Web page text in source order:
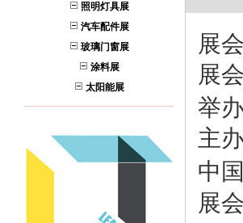
照明灯具展
汽车配件展
玻璃门窗展
涂料展
太阳能展
展
展
举
主
中
展